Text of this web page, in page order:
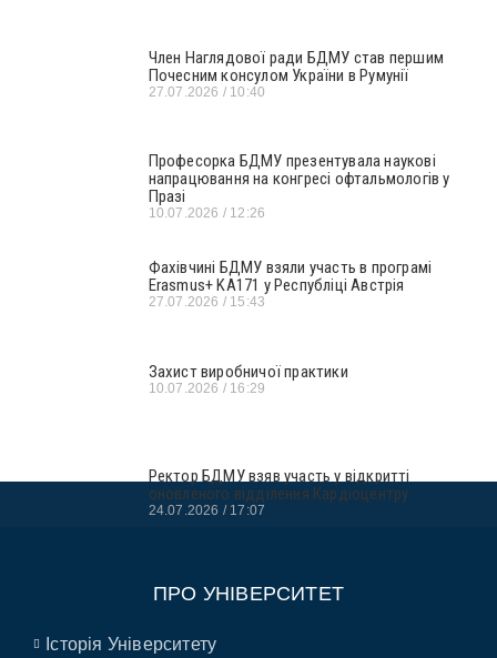
Член Наглядової ради БДМУ став першим
Почесним консулом України в Румунії
27.07.2026 10:40
Професорка БДМУ презентувала наукові
напрацювання на конгресі офтальмологів у
Празі
10.07.2026 12:26
Фахівчині БДМУ взяли участь в програмі
Erasmus+ KA171 у Республіці Австрія
27.07.2026 15:43
Захист виробничої практики
10.07.2026 16:29
Ректор БДМУ взяв участь у відкритті
оновленого відділення Кардіоцентру
24.07.2026 17:07
ПРО УНІВЕРСИТЕТ
Історія Університету